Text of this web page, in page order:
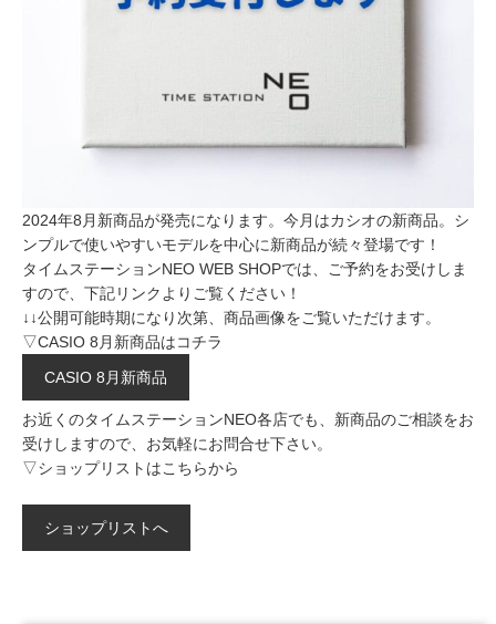
2024年8月新商品が発売になります。今月はカシオの新商品。シ
ンプルで使いやすいモデルを中心に新商品が続々登場です！
タイムステーションNEO WEB SHOPでは、ご予約をお受けしま
すので、下記リンクよりご覧ください！
↓↓公開可能時期になり次第、商品画像をご覧いただけます。
▽CASIO 8月新商品はコチラ
CASIO 8月新商品
お近くのタイムステーションNEO各店でも、新商品のご相談をお
受けしますので、お気軽にお問合せ下さい。
▽ショップリストはこちらから
ショップリストへ